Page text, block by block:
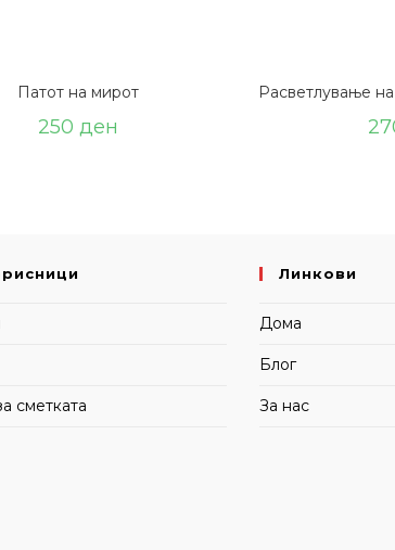
Патот на мирот
250 ден
Расветлување
сметката
Линкови
Дома
Блог
За нас